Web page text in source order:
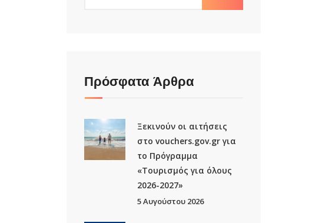
Πρόσφατα Άρθρα
Ξεκινούν οι αιτήσεις
στο vouchers.gov.gr για
το Πρόγραμμα
«Τουρισμός για όλους
2026-2027»
5 Αυγούστου 2026